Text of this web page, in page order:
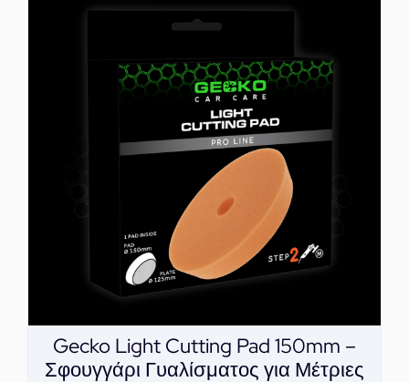
Gecko Light Cutting Pad 150mm –
Σφουγγάρι Γυαλίσματος για Μέτριες